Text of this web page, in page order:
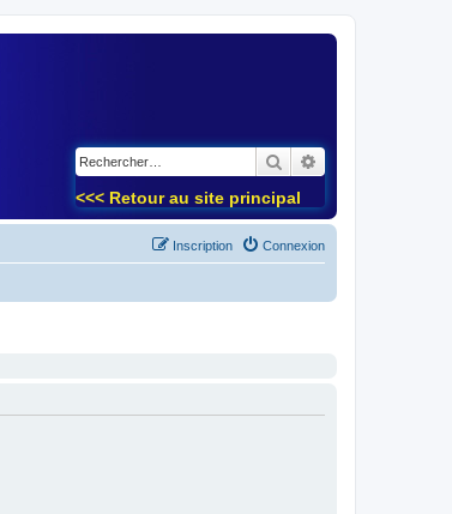
Rechercher
<<< Retour au site principal
Connexion
Inscription